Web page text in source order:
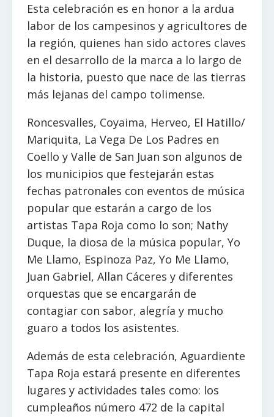
Esta celebración es en honor a la ardua
labor de los campesinos y agricultores de
la región, quienes han sido actores claves
en el desarrollo de la marca a lo largo de
la historia, puesto que nace de las tierras
más lejanas del campo tolimense.
Roncesvalles, Coyaima, Herveo, El Hatillo/
Mariquita, La Vega De Los Padres en
Coello y Valle de San Juan son algunos de
los municipios que festejarán estas
fechas patronales con eventos de música
popular que estarán a cargo de los
artistas Tapa Roja como lo son; Nathy
Duque, la diosa de la música popular, Yo
Me Llamo, Espinoza Paz, Yo Me Llamo,
Juan Gabriel, Allan Cáceres y diferentes
orquestas que se encargarán de
contagiar con sabor, alegría y mucho
guaro a todos los asistentes.
Además de esta celebración, Aguardiente
Tapa Roja estará presente en diferentes
lugares y actividades tales como: los
cumpleaños número 472 de la capital